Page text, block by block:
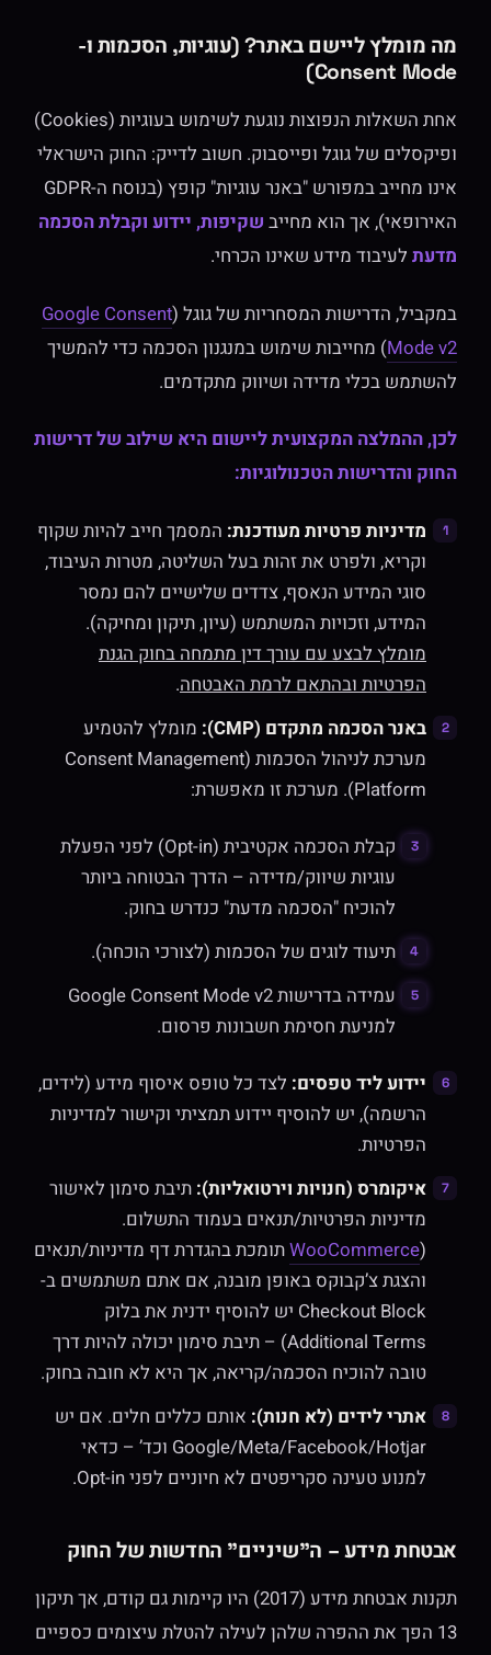
מה מומלץ ליישם באתר? (עוגיות, הסכמות ו-
Consent Mode)
אחת השאלות הנפוצות נוגעת לשימוש בעוגיות (Cookies)
ופיקסלים של גוגל ופייסבוק. חשוב לדייק: החוק הישראלי
אינו מחייב במפורש "באנר עוגיות" קופץ (בנוסח ה-GDPR
האירופאי), אך הוא מחייבשקיפות, יידוע וקבלת הסכמה
מדעתלעיבוד מידע שאינו הכרחי.
במקביל, הדרישות המסחריות של גוגל ( Google Consent
Mode v2) מחייבות שימוש במנגנון הסכמה כדי להמשיך
להשתמש בכלי מדידה ושיווק מתקדמים.
לכן, ההמלצה המקצועית ליישום היא שילוב של דרישות
החוק והדרישות הטכנולוגיות:
מדיניות פרטיות מעודכנת:המסמך חייב להיות שקוף
וקריא, ולפרט את זהות בעל השליטה, מטרות העיבוד,
סוגי המידע הנאסף, צדדים שלישיים להם נמסר
המידע, וזכויות המשתמש (עיון, תיקון ומחיקה).
מומלץ לבצע עם עורך דין מתמחה בחוק הגנת
הפרטיות ובהתאם לרמת האבטחה.
באנר הסכמה מתקדם (CMP):
מומלץ להטמיע
מערכת לניהול הסכמות (Consent Management
Platform). מערכת זו מאפשרת:
קבלת הסכמה אקטיבית (Opt-in) לפני הפעלת
עוגיות שיווק/מדידה – הדרך הבטוחה ביותר
להוכיח "הסכמה מדעת" כנדרש בחוק.
תיעוד לוגים של הסכמות (לצורכי הוכחה).
עמידה בדרישות Google Consent Mode v2
למניעת חסימת חשבונות פרסום.
יידוע ליד טפסים:לצד כל טופס איסוף מידע (לידים,
הרשמה), יש להוסיף יידוע תמציתי וקישור למדיניות
הפרטיות.
איקומרס (חנויות וירטואליות):תיבת סימון לאישור
מדיניות הפרטיות/תנאים בעמוד התשלום.
WooCommerceתומכת בהגדרת דף מדיניות/תנאים
והצגת צ’קבוקס באופן מובנה, אם אתם משתמשים ב-
Checkout Block יש להוסיף ידנית את בלוק
Additional Terms) – תיבת סימון יכולה להיות דרך
טובה להוכיח הסכמה/קריאה, אך היא לא חובה בחוק.
אתרי לידים (לא חנות):אותם כללים חלים. אם יש
Google/Meta/Facebook/Hotjar וכד’ – כדאי
למנוע טעינה סקריפטים לא חיוניים לפני Opt-in.
אבטחת מידע – ה"שיניים" החדשות של החוק
תקנות אבטחת מידע (2017) היו קיימות גם קודם, אך תיקון
13 הפך את ההפרה שלהן לעילה להטלת עיצומים כספיים